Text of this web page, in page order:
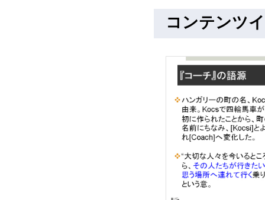
コンテンツ